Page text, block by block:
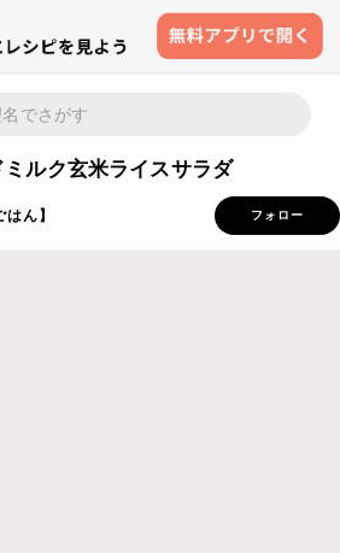
ルク玄米ライスサラダ
ん】 フォロー